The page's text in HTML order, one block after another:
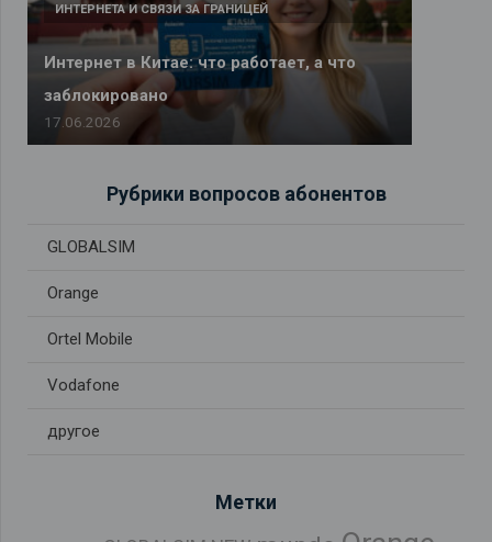
Интернет в Китае: что работает, а что
заблокировано
ИНТЕРНЕТА И СВЯЗИ ЗА ГРАНИЦЕЙ
17.06.2026
Рубрики вопросов абонентов
GLOBALSIM
Orange
Ortel Mobile
Vodafone
другое
Метки